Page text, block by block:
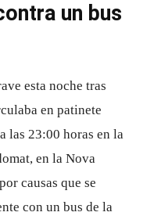
un bus
esta noche tras
en patinete
las 23:00 horas en la
en la Nova
causas que se
con un bus de la